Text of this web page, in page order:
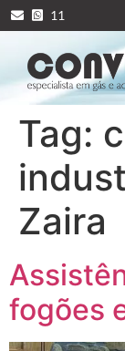
11
Tag:
Zaira
fogões